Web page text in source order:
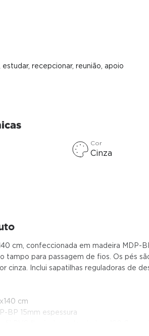
estudar, recepcionar, reunião, apoio
Cor
Cinza
cm, confeccionada em madeira
tampo para passagem de fios. Os pés
cinza. Inclui sapatilhas reguladoras de
cm
BP 15mm espessura